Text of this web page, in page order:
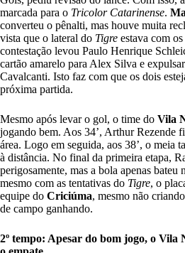
marcada para o Tricolor Catarinense.
converteu o pênalti, mas houve muita
vista que o lateral do Tigre estava com
contestação levou Paulo Henrique
cartão amarelo para Alex Silva e
Cavalcanti. Isto faz com que os dois
próxima partida.
Mesmo após levar o gol, o time do Vila
jogando bem. Aos 34’, Arthur Rezende
área. Logo em seguida, aos 38’, o meia
à distância. No final da primeira etapa,
perigosamente, mas a bola apenas bateu
mesmo com as tentativas do Tigre, o
equipe do Criciúma, mesmo não
de campo ganhando.
2º tempo: Apesar do bom jogo, o Vila